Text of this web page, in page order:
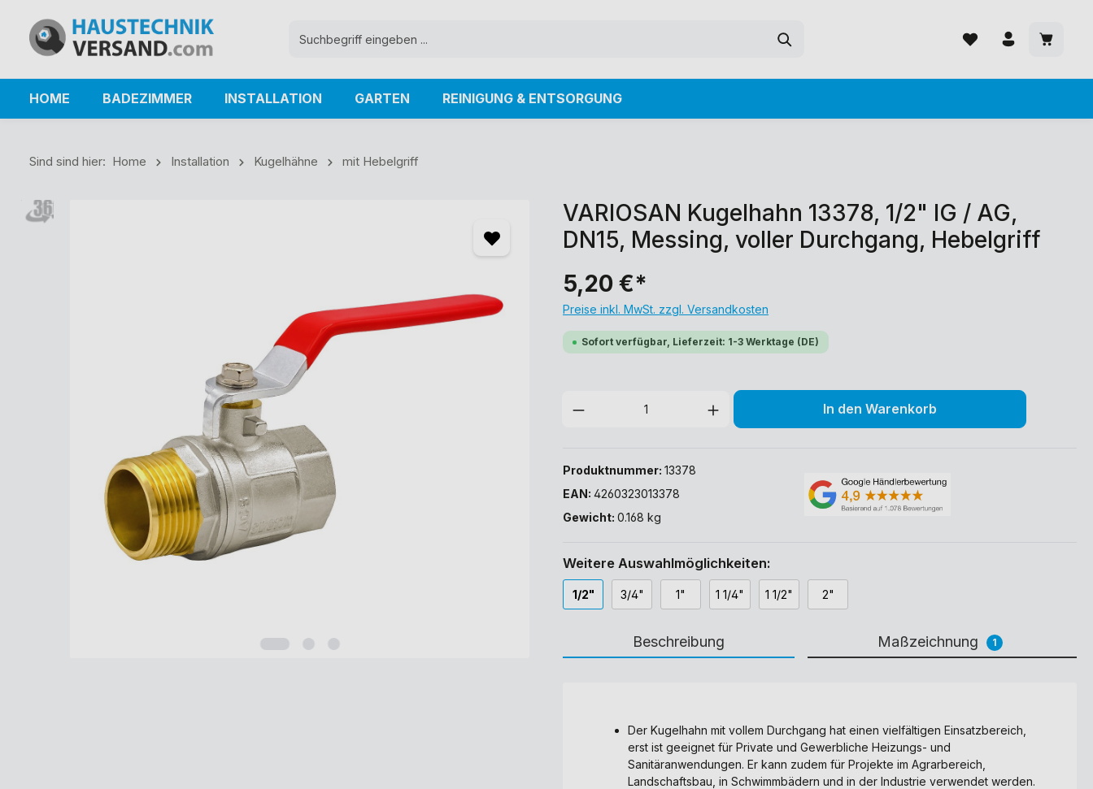
HOME BADEZIMMER INSTALLATION GARTEN REINIGUNG & ENTSORGUNG
Sind sind hier: Home Installation Kugelhähne mit Hebelgriff
VARIOSAN Kugelhahn 13378, 1/2" IG / AG,
DN15, Messing, voller Durchgang, Hebelgriff
5,20 €*
Preise inkl. MwSt. zzgl. Versandkosten
Sofort verfügbar, Lieferzeit: 1-3 Werktage (DE)
In den Warenkorb
Produktnummer: 13378
EAN: 4260323013378
Gewicht: 0.168 kg
Weitere Auswahlmöglichkeiten:
1/2" 3/4" 1" 1 1/4" 1 1/2" 2"
Beschreibung Maßzeichnung 1
Der Kugelhahn mit vollem Durchgang hat einen vielfältigen Einsatzbereich,
erst ist geeignet für Private und Gewerbliche Heizungs- und
Sanitäranwendungen. Er kann zudem für Projekte im Agrarbereich,
Landschaftsbau, in Schwimmbädern und in der Industrie verwendet werden.